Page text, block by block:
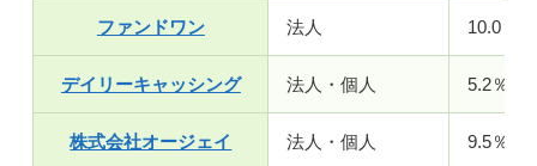
ファンドワン 法人 10.0％
デイリーキャッシング 法人・個人 5.2％～
株式会社オージェイ 法人・個人 9.5％～